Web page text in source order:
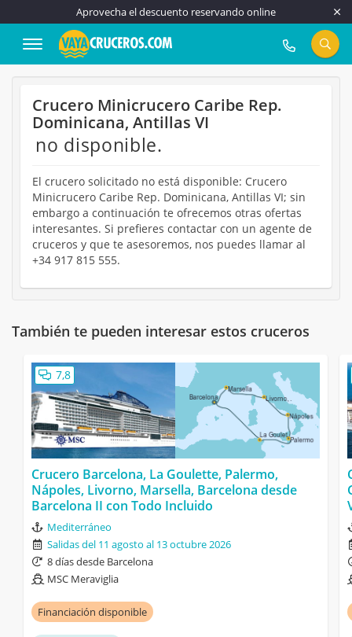
Aprovecha el descuento reservando online
917 815 555
Crucero Minicrucero Caribe Rep.
Dominicana, Antillas VI
no disponible.
El crucero solicitado no está disponible: Crucero
Minicrucero Caribe Rep. Dominicana, Antillas VI; sin
embargo a continuación te ofrecemos otras ofertas
interesantes. Si prefieres contactar con un agente de
cruceros y que te asesoremos, nos puedes llamar al
+34 917 815 555.
También te pueden interesar estos cruceros
7,8
Crucero Barcelona, La Goulette, Palermo,
Nápoles, Livorno, Marsella, Barcelona desde
Barcelona II con Todo Incluido
Mediterráneo
Salidas del 11 agosto al 13 octubre 2026
8 días desde Barcelona
MSC Meraviglia
Financiación disponible